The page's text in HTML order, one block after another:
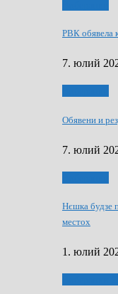
РВК обявела
7. юлий
Обявени и
7. юлий
Нєшка будзе
местох
1. юлий